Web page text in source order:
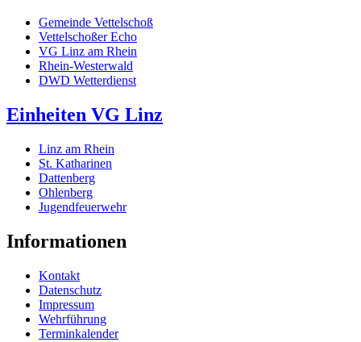
Gemeinde Vettelschoß
Vettelschoßer Echo
VG Linz am Rhein
Rhein-Westerwald
DWD Wetterdienst
Einheiten VG Linz
Linz am Rhein
St. Katharinen
Dattenberg
Ohlenberg
Jugendfeuerwehr
Informationen
Kontakt
Datenschutz
Impressum
Wehrführung
Terminkalender